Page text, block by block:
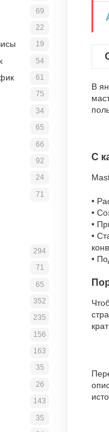
В
С
•
•
•
•
•
69
22
19
54
61
75
34
65
66
92
24
71
294
71
65
352
235
156
163
35
26
143
35